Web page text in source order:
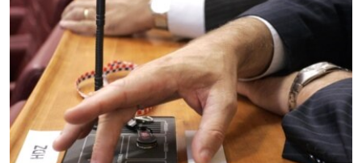
INFOGRAFIKE
KINA NA BALKANU
RSE PRIČE IZ SVIJETA
ISPRIČAJ MI
DNEVNO@RSE
SPECIJALI RSE